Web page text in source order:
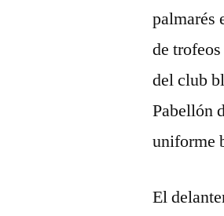
palmarés
de
del club
Pabellón
uniforme
El